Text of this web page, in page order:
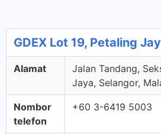
GDEX Lot 19, Petaling
Alamat
Jalan Tandang,
Jaya, Selangor,
Nombor
telefon
+60 3-6419 5003